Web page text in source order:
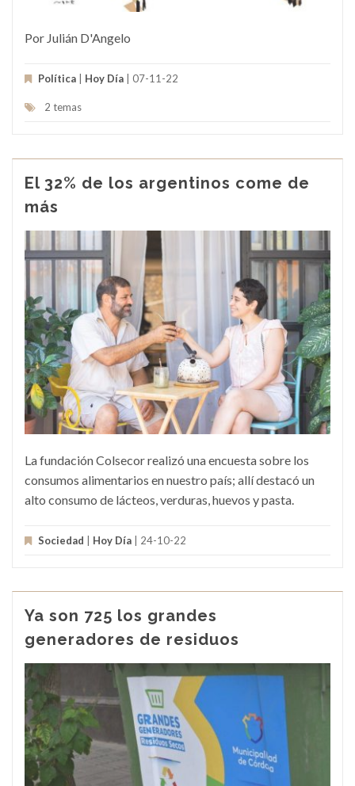
Por Julián D'Angelo
Política Hoy Día | 07-11-22
2 temas
El 32% de los argentinos come de
más
La fundación Colsecor realizó una encuesta sobre los
consumos alimentarios en nuestro país; allí destacó un
alto consumo de lácteos, verduras, huevos y pasta.
Sociedad Hoy Día | 24-10-22
Ya son 725 los grandes
generadores de residuos